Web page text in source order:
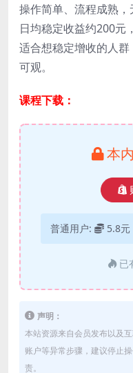
操作简单、流程成熟，
日均稳定收益约200元
适合想稳定增收的人
可观。
课程下载：
本
普通用户: 5.8元
已
声明：
本站资源来自会员发布以及
账户等异常步骤，建议停止
责。